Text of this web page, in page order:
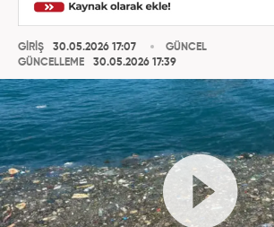
GİRİŞ
30.05.2026 17:07
GÜNCELLEME
30.05.2026 17:39
GÜNCEL